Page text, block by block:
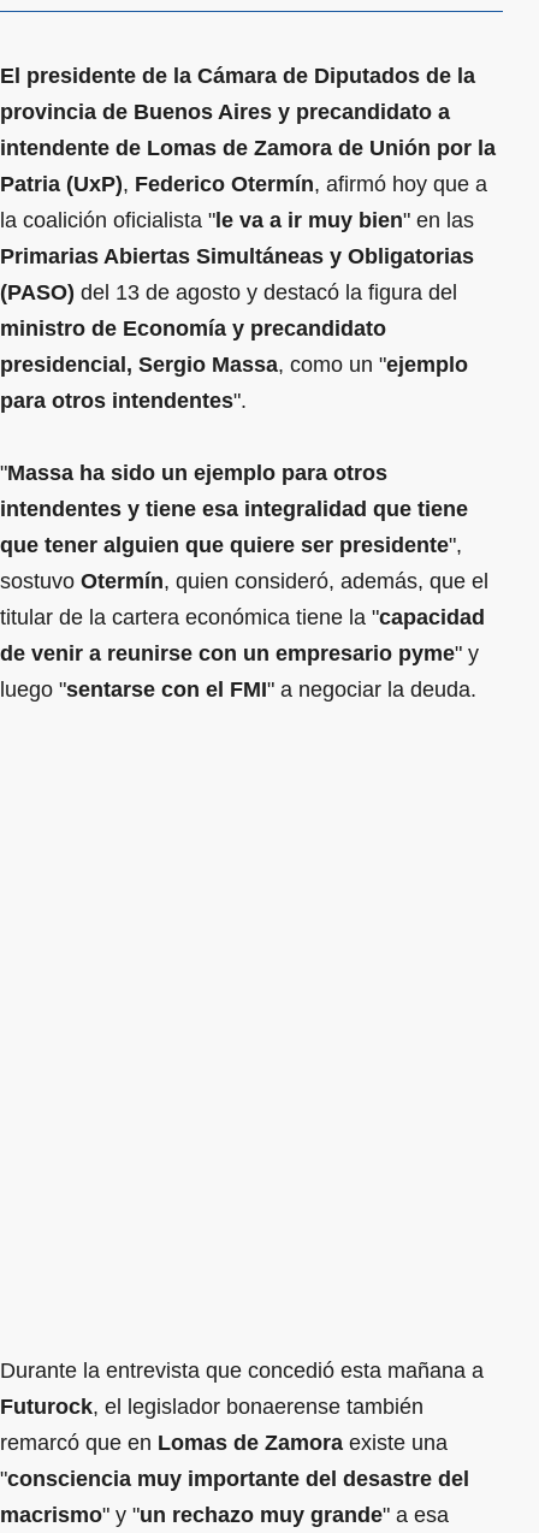
El presidente de la Cámara de Diputados de la
provincia de Buenos Aires y precandidato a
intendente de Lomas de Zamora de Unión por la
Patria (UxP), Federico Otermín, afirmó hoy que a
la coalición oficialista " le va a ir muy bien" en las
Primarias Abiertas Simultáneas y Obligatorias
(PASO) del 13 de agosto y destacó la figura del
ministro de Economía y precandidato
presidencial, Sergio Massa, como un "ejemplo
para otros intendentes".
"Massa ha sido un ejemplo para otros
intendentes y tiene esa integralidad que tiene
que tener alguien que quiere ser presidente",
sostuvo Otermín, quien consideró, además, que el
titular de la cartera económica tiene la "capacidad
de venir a reunirse con un empresario pyme" y
luego "sentarse con el FMI" a negociar la deuda.
Durante la entrevista que concedió esta mañana a
Futurock, el legislador bonaerense también
remarcó que en Lomas de Zamora existe una
"consciencia muy importante del desastre del
macrismo" y "un rechazo muy grande" a esa